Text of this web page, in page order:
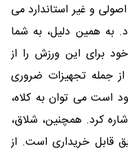
و غیر استاندارد می
به همین دلیل، به شما
برای این ورزش را از
جمله تجهیزات ضروری
است می توان به کلاه،
کرد. همچنین، شلاق،
قابل خریداری است. از